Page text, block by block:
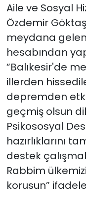
Aile ve Sosyal
Özdemir Göktaş,
meydana
hesabından
“Balıkesir'de
illerden
depremden
geçmiş olsun
Psikososyal
hazırlıklarını
destek
Rabbim
korusun”